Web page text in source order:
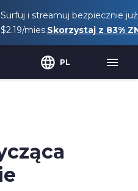
Surfuj i streamuj bezpiecznie
$2.19/mies.Skorzystaj z 83%
PL